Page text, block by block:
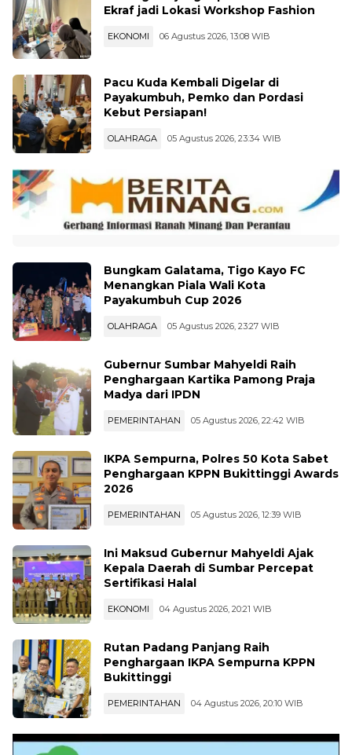
EKONOMI 06 Agustus 2026, 13:08 WIB
Payakumbuh, Pemko dan Pordasi
Kebut Persiapan!
OLAHRAGA 05 Agustus 2026, 23:34 WIB
Menangkan Piala Wali Kota
Payakumbuh Cup 2026
OLAHRAGA 05 Agustus 2026, 23:27 WIB
Penghargaan Kartika Pamong Praja
Madya dari IPDN
PEMERINTAHAN 05 Agustus 2026, 22:42 WIB
Penghargaan KPPN Bukittinggi Awards
2026
PEMERINTAHAN
Kepala Daerah di Sumbar Percepat
Sertifikasi Halal
EKONOMI 04 Agustus 2026, 20:21 WIB
Penghargaan IKPA Sempurna KPPN
Bukittinggi
PEMERINTAHAN